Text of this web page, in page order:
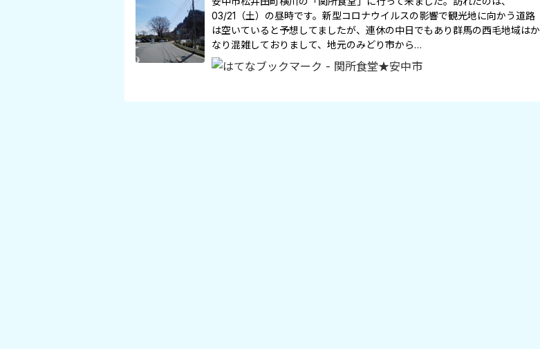
03/21（土）の昼時です。新型コロナウイルスの影響で観光地に向かう道路
は空いていると予想してましたが、連休の中日でもあり群馬の西毛地域はか
なり混雑しておりまして、地元のみどり市から…